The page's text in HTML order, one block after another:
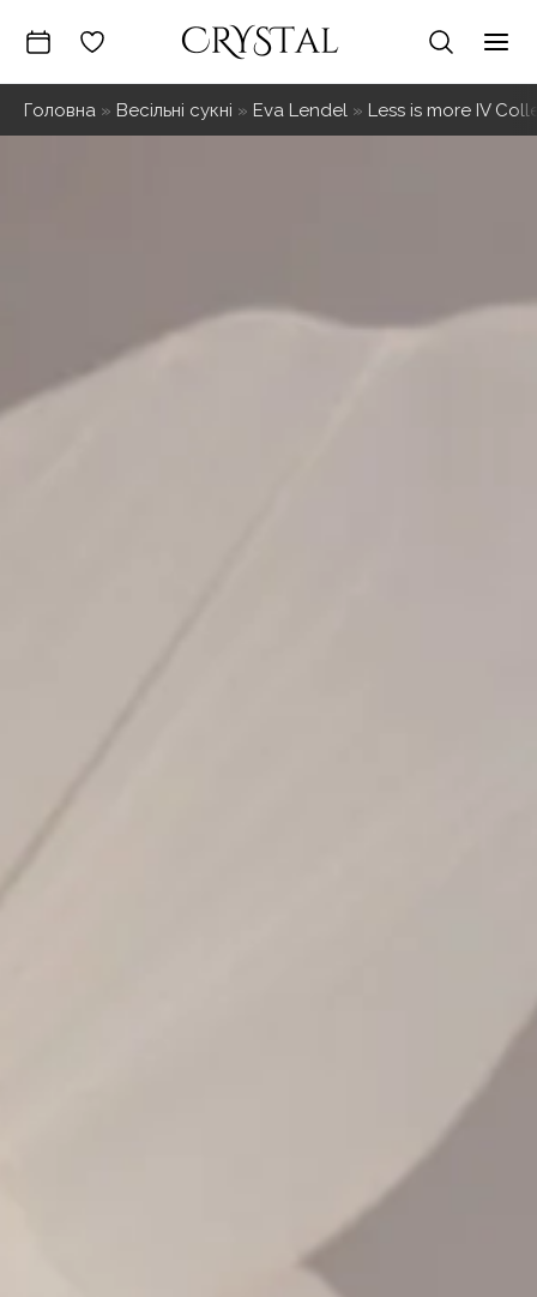
вмісту
Головна » Весільні сукні » Eva Lendel » Less is more IV